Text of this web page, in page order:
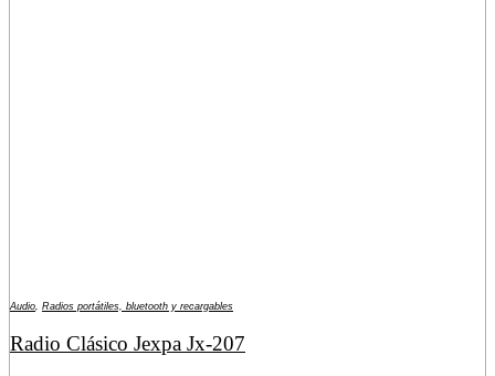
Audio Radios portátiles, bluetooth y recargables
Radio Clásico Jexpa Jx-207